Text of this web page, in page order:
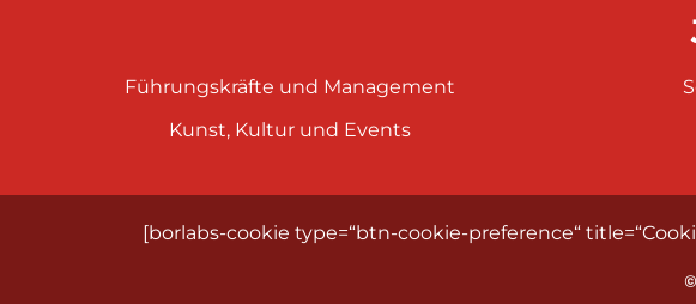
Führungskräfte und Management
Kunst, Kultur und Events
[borlabs-cookie type=“btn-cookie-preference“